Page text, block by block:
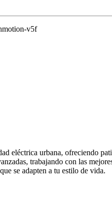
v5f
eléctrica urbana, ofreciendo
trabajando con las
se adapten a tu estilo de vida.